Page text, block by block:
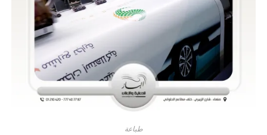
ADD TO CART
طباعة